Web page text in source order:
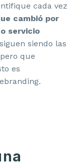
cada vez
cambió por
servicio
siendo las
que
es